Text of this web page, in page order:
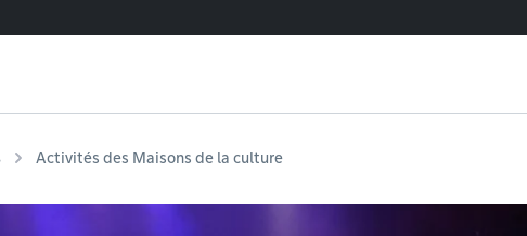
Activités des Maisons de la culture